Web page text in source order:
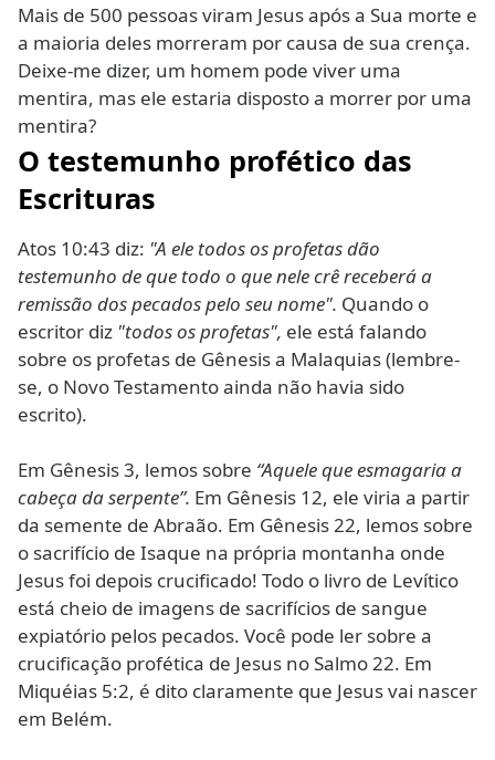
Mais de 500 pessoas viram Jesus após a Sua morte e
a maioria deles morreram por causa de sua crença.
Deixe-me dizer, um homem pode viver uma
mentira, mas ele estaria disposto a morrer por uma
mentira?
O testemunho profético das
Escrituras
Atos 10:43 diz: "A ele todos os profetas dão
testemunho de que todo o que nele crê receberá a
remissão dos pecados pelo seu nome". Quando o
escritor diz "todos os profetas", ele está falando
sobre os profetas de Gênesis a Malaquias (lembre-
se, o Novo Testamento ainda não havia sido
escrito).
Em Gênesis 3, lemos sobre “Aquele que esmagaria a
cabeça da serpente”. Em Gênesis 12, ele viria a partir
da semente de Abraão. Em Gênesis 22, lemos sobre
o sacrifício de Isaque na própria montanha onde
Jesus foi depois crucificado! Todo o livro de Levítico
está cheio de imagens de sacrifícios de sangue
expiatório pelos pecados. Você pode ler sobre a
crucificação profética de Jesus no Salmo 22. Em
Miquéias 5:2, é dito claramente que Jesus vai nascer
em Belém.